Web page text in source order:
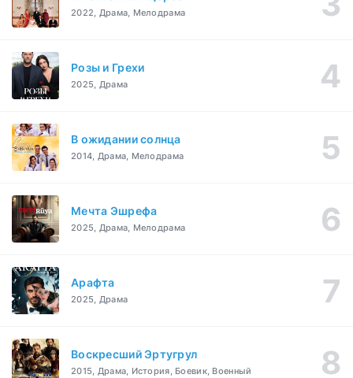
2022, Драма, Мелодрама
Розы и Грехи
2025, Драма
В ожидании солнца
2014, Драма, Мелодрама
Мечта Эшрефа
2025, Драма, Мелодрама
Арафта
2025, Драма
Воскресший Эртугрул
2015, Драма, История, Боевик, Военный